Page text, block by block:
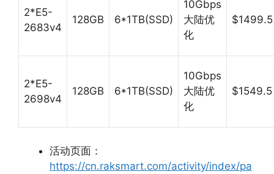
2*E5-
2683v4
128GB 6*1TB(SSD)
10Gbps
大陆优
化
$1499.5
2*E5-
2698v4
128GB 6*1TB(SSD)
10Gbps
大陆优
化
$1549.5
活动页面：
https://cn.raksmart.com/activity/index/pa